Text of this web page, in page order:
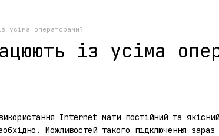
усіма операторами?
із усіма
Internet мати постійний та
Можливостей такого підключення